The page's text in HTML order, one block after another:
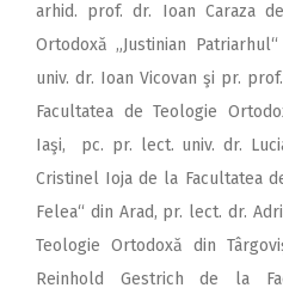
arhid. prof. dr. Ioan Caraza
Ortodoxă „Justinian
univ. dr. Ioan Vicovan şi pr.
Facultatea de Teologie
Iaşi, pc. pr. lect. univ. dr.
Cristinel Ioja de la Facultatea
Felea“ din Arad, pr. lect. dr.
Teologie Ortodoxă din
Reinhold Gestrich de la